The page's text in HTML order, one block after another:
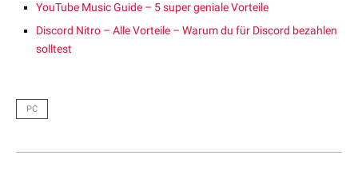
YouTube Music Guide – 5 super geniale Vorteile
Discord Nitro – Alle Vorteile – Warum du für Discord bezahlen
solltest
PC